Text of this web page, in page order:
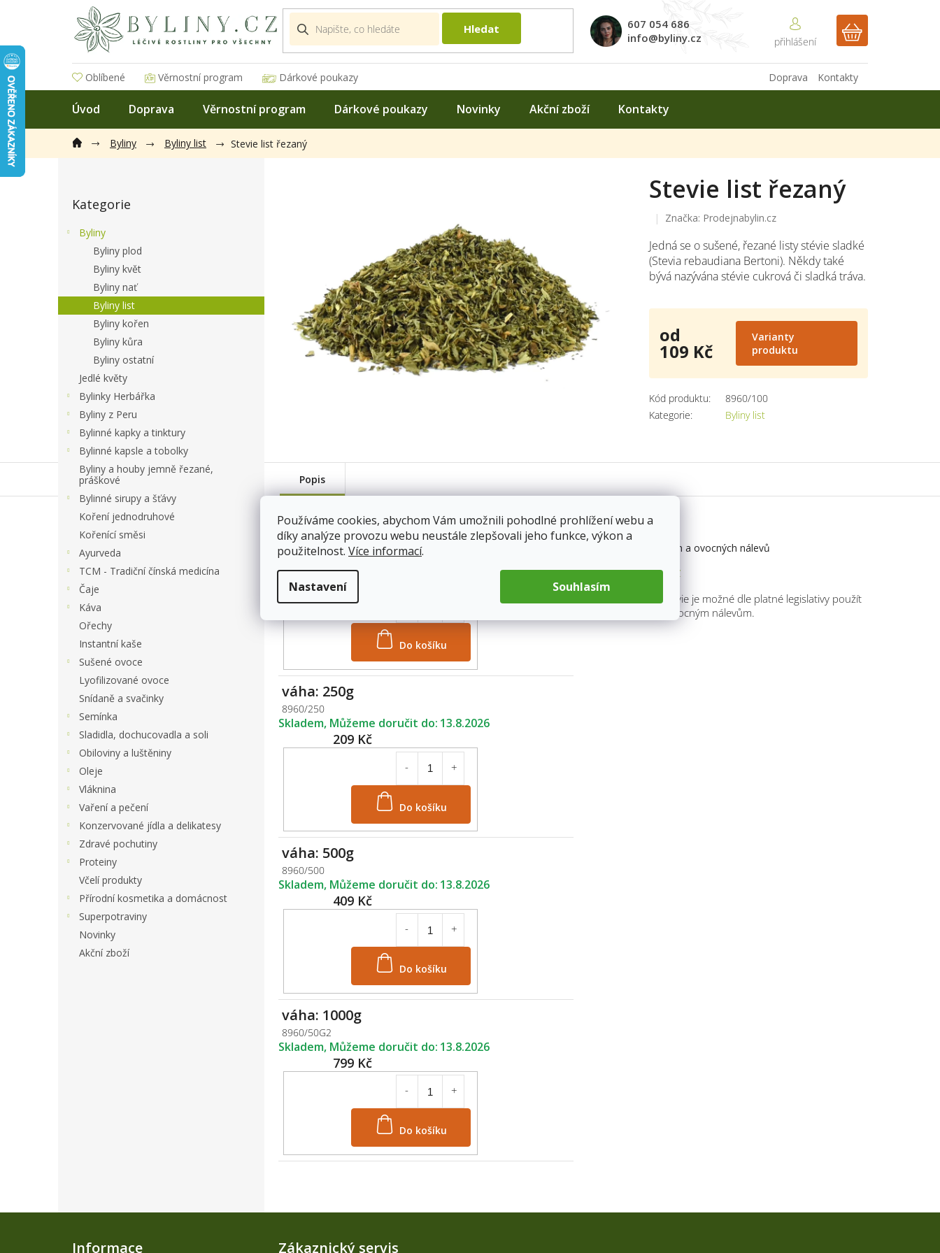
Používáme cookies, abychom Vám umožnili pohodlné prohlížení webu a
díky analýze provozu webu neustále zlepšovali jeho funkce, výkon a
použitelnost. Více informací.
Nastavení Souhlasím
Hledat
607 054 686
info@byliny.cz
NÁKUPNÍ
Oblíbené Věrnostní program Dárkové poukazy Kontakty
Doprava
Úvod Doprava Věrnostní program Dárkové poukazy Novinky Akční zboží Kontakty
Byliny Byliny list Stevie list řezaný
a
kategorie
Kategorie
Byliny
Byliny plod
Byliny květ
Byliny nať
Byliny list
Byliny kořen
Byliny kůra
Byliny ostatní
Jedlé květy
Bylinky Herbářka
Byliny z Peru
Bylinné kapky a tinktury
Bylinné kapsle a tobolky
Byliny a houby jemně řezané,
práškové
Bylinné sirupy a šťávy
Koření jednodruhové
Kořenící směsi
Ayurveda
TCM - Tradiční čínská medicína
Čaje
Káva
Ořechy
Instantní kaše
Sušené ovoce
Lyofilizované ovoce
Snídaně a svačinky
Semínka
Sladidla, dochucovadla a soli
Obiloviny a luštěniny
Oleje
Vláknina
Vaření a pečení
Konzervované jídla a delikatesy
Zdravé pochutiny
Proteiny
Včelí produkty
Přírodní kosmetika a domácnost
Superpotraviny
Novinky
Akční zboží
Jedná se o sušené, řezané listy stévie sladké
(Stevia rebaudiana Bertoni). Někdy také
bývá nazývána stévie cukrová či sladká tráva.
Stevie list řezaný
Značka: Prodejnabylin.cz
Kód produktu:
8960/100
Kategorie: Byliny list
od
109 Kč
cena:
Varianty
produktu
Popis
váha: 100g
8960/100
109 Kč
Do košíku
Skladem
váha: 250g
8960/250
209 Kč
Skladem 13.8.2026
váha: 500g
8960/500
409 Kč
Do košíku
Skladem 13.8.2026
váha: 1000g
8960/50G2
799 Kč
Do košíku
Skladem 13.8.2026
Stevie účinky
oslazení bylinných a ovocných nálevů
Způsob použití: nálev
Listy stevie je možné dle platné legislativy použít
pouze k bylinným a ovocným nálevům.
Z
Informace Zákaznický servis